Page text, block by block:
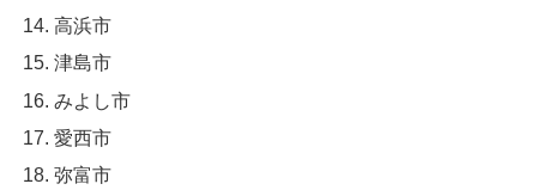
高浜市
津島市
みよし市
愛西市
弥富市